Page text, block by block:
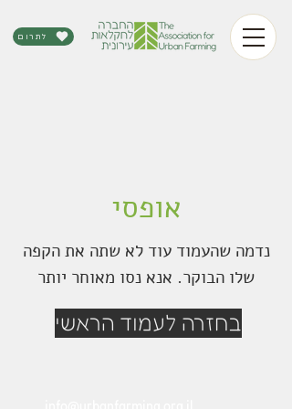
לתרום
אופסי
נדמה שהעמוד עוד לא שתה את הקפה
שלו הבוקר. אנא נסו מאוחר יותר
בחזרה לעמוד הראשי